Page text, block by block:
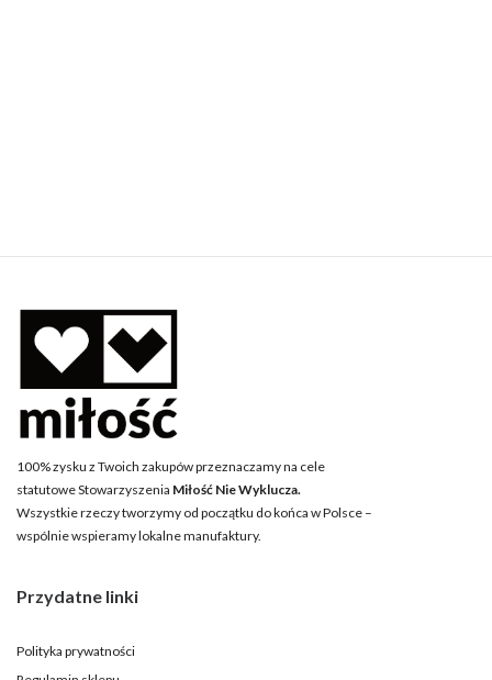
100% zysku z Twoich zakupów przeznaczamy na cele
statutowe Stowarzyszenia Miłość Nie Wyklucza.
Wszystkie rzeczy tworzymy od początku do końca w Polsce –
wspólnie wspieramy lokalne manufaktury.
Przydatne linki
Polityka prywatności